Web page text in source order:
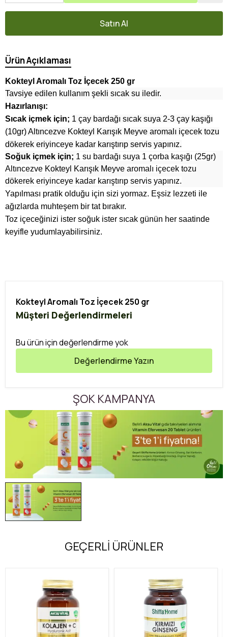
Satın Al
Ürün Açıklaması
Kokteyl Aromalı Toz İçecek 250 gr
Tavsiye edilen kullanım şekli sıcak su iledir.
Hazırlanışı:
Sıcak içmek için; 1 çay bardağı sıcak suya 2-3 çay kaşığı
(10gr) Altıncezve Kokteyl Karışık Meyve aromalı içecek tozu
dökerek eriyinceye kadar karıştırıp servis yapınız.
Soğuk içmek için; 1 su bardağı suya 1 çorba kaşığı (25gr)
Altıncezve Kokteyl Karışık Meyve aromalı içecek tozu
dökerek eriyinceye kadar karıştırıp servis yapınız.
Yapılması pratik olduğu için sizi yormaz. Eşsiz lezzeti ile
ağızlarda muhteşem bir tat bırakır.
Toz içeceğinizi ister soğuk ister sıcak günün her saatinde
keyifle yudumlayabilirsiniz.
Kokteyl Aromalı Toz İçecek 250 gr
Müşteri Değerlendirmeleri
Bu ürün için değerlendirme yok
Değerlendirme Yazın
ŞOK KAMPANYA
GEÇERLİ ÜRÜNLER